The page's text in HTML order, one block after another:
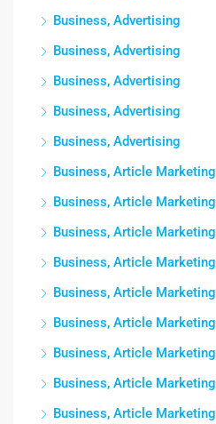
Business, Advertising
Business, Advertising
Business, Advertising
Business, Advertising
Business, Advertising
Business, Article Marketing
Business, Article Marketing
Business, Article Marketing
Business, Article Marketing
Business, Article Marketing
Business, Article Marketing
Business, Article Marketing
Business, Article Marketing
Business, Article Marketing